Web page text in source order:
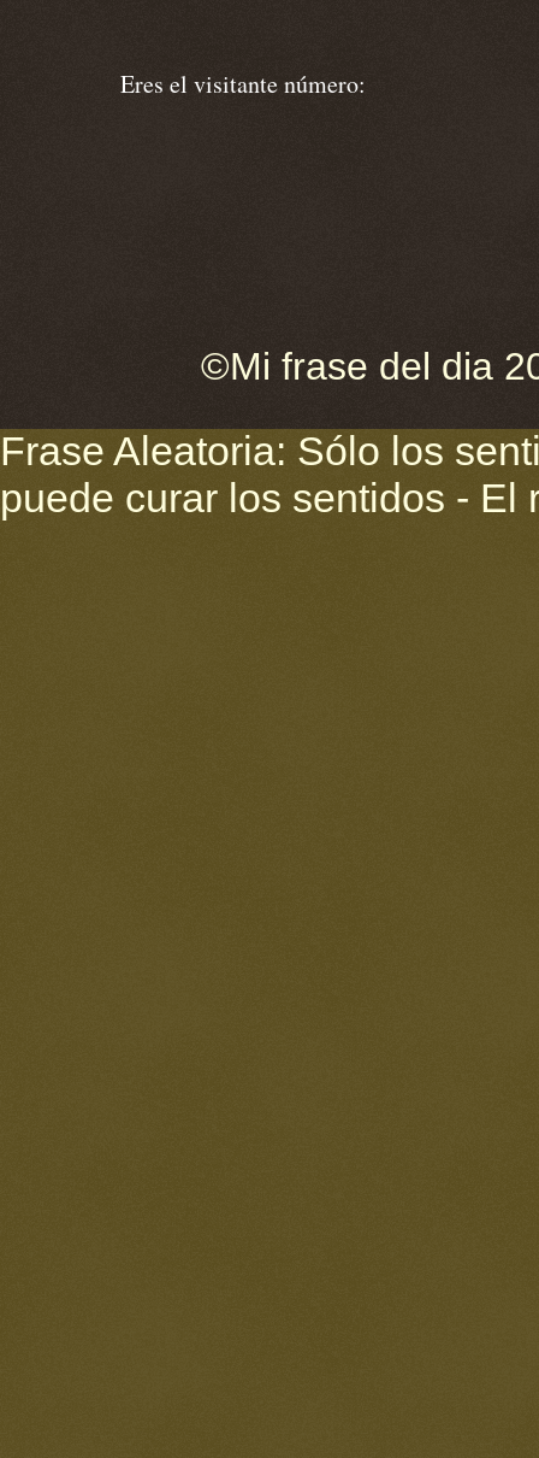
Eres el visitante número:
©Mi frase del dia
Frase Aleatoria: Sólo los
puede curar los sentidos - El